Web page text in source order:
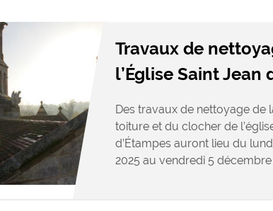
Travaux de
l’Église Saint Jean
Des travaux de nettoyage de
toiture et du clocher de
d’Étampes auront lieu du
2025 au vendredi 5 décembre